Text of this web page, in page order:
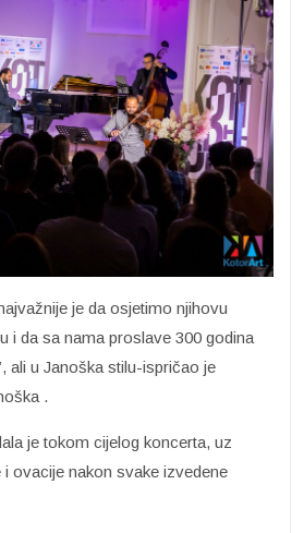
je da osjetimo njihovu
i da sa nama proslave 300 godina
ali u Janoška stilu-ispričao je
.
je tokom cijelog koncerta, uz
ovacije nakon svake izvedene